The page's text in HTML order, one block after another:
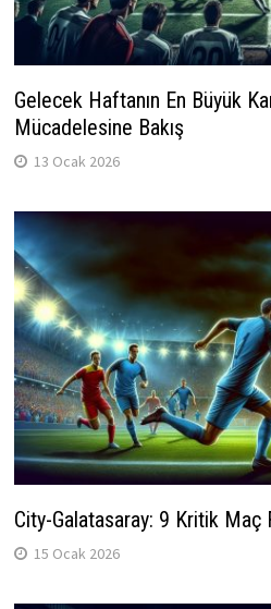
Gelecek Haftanın En Büyük
Mücadelesine Bakış
13 Ocak 2026
City-Galatasaray: 9 Kritik Maç
15 Ocak 2026